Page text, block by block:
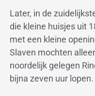
Later, in de
die kleine huisjes uit
met een kleine
Slaven mochten
noordelijk gelegen
bijna zeven uur lopen.